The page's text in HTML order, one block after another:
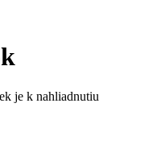
je k nahliadnutiu